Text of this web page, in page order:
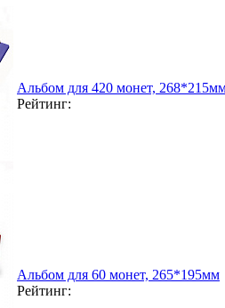
Альбом для 420 монет,
Рейтинг:
Альбом для 60 монет, 265*195мм
Рейтинг: